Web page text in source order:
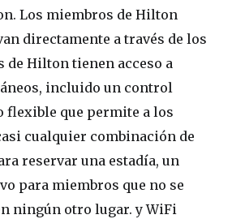
Los miembros de Hilton
directamente a través de los
de Hilton tienen acceso a
incluido un control
flexible que permite a los
cualquier combinación de
reservar una estadía, un
para miembros que no se
ningún otro lugar. y WiFi